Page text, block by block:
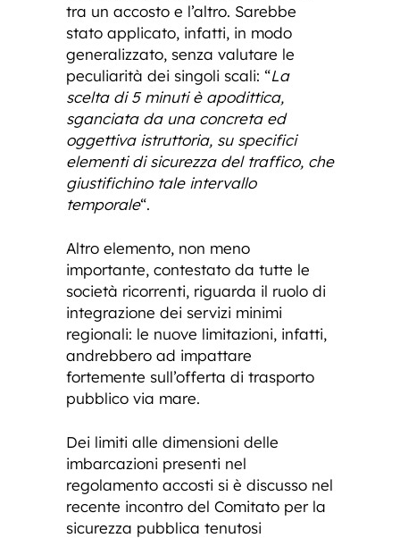
tra un accosto e l’altro. Sarebbe
stato applicato, infatti, in modo
generalizzato, senza valutare le
peculiarità dei singoli scali: “La
scelta di 5 minuti è apodittica,
sganciata da una concreta ed
oggettiva istruttoria, su specifici
elementi di sicurezza del traffico, che
giustifichino tale intervallo
temporale“.
Altro elemento, non meno
importante, contestato da tutte le
società ricorrenti, riguarda il ruolo di
integrazione dei servizi minimi
regionali: le nuove limitazioni, infatti,
andrebbero ad impattare
fortemente sull’offerta di trasporto
pubblico via mare.
Dei limiti alle dimensioni delle
imbarcazioni presenti nel
regolamento accosti si è discusso nel
recente incontro del Comitato per la
sicurezza pubblica tenutosi